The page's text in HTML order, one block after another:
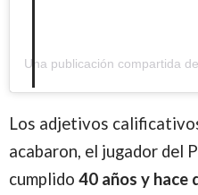
Los adjetivos
acabaron, el jugador del
cumplido 40 años y hace